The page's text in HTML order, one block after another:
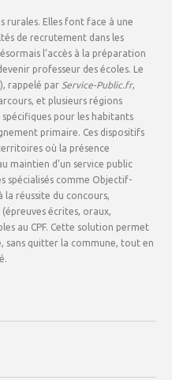
rurales. Elles font face à une
de recrutement dans les
l’accès à la préparation
professeur des écoles. Le
rappelé par Service-Public.fr,
et plusieurs régions
pour les habitants
primaire. Ces dispositifs
où la présence
maintien d’un service public
spécialisés comme Objectif-
réussite du concours,
écrites, oraux,
au CPF. Cette solution permet
sans quitter la commune, tout en